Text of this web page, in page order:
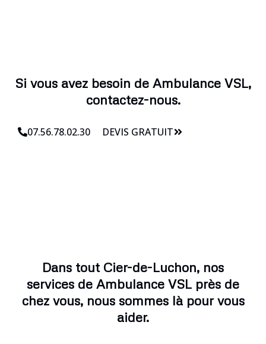
Si vous avez besoin de Ambulance VSL,
contactez-nous.
07.56.78.02.30 DEVIS GRATUIT
Dans tout Cier-de-Luchon, nos
services de Ambulance VSL près de
chez vous, nous sommes là pour vous
aider.